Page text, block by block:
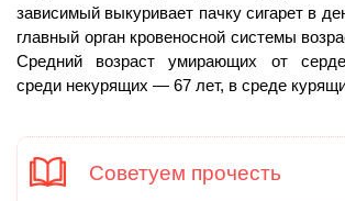
зависимый выкуривает пачку сигарет в
главный орган кровеносной системы
Средний возраст умирающих от
среди некурящих — 67 лет, в среде
Советуем прочесть